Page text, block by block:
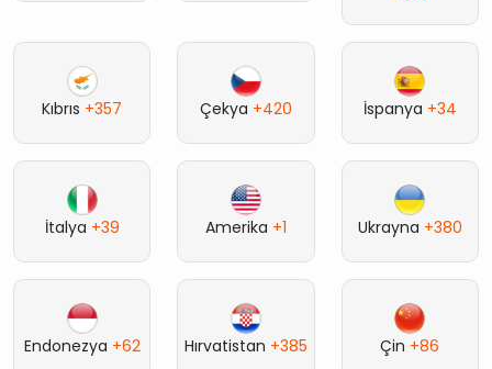
Kıbrıs +357 Çekya +420 İspanya +34
İtalya +39 Amerika +1 Ukrayna +380
Endonezya +62 Hırvatistan +385 Çin +86